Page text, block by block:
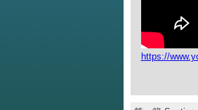
https://